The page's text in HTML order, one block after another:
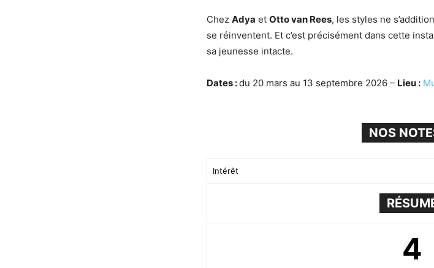
Chez Adya et Otto van Rees, les styles ne
se réinventent. Et c’est précisément dans cette
sa jeunesse intacte.
Dates :du 20 mars au 13 septembre 2026 – Lieu :
NOS
Intérêt
4